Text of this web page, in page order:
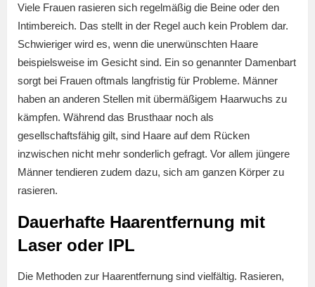
Viele Frauen rasieren sich regelmäßig die Beine oder den
Intimbereich. Das stellt in der Regel auch kein Problem dar.
Schwieriger wird es, wenn die unerwünschten Haare
beispielsweise im Gesicht sind. Ein so genannter Damenbart
sorgt bei Frauen oftmals langfristig für Probleme. Männer
haben an anderen Stellen mit übermäßigem Haarwuchs zu
kämpfen. Während das Brusthaar noch als
gesellschaftsfähig gilt, sind Haare auf dem Rücken
inzwischen nicht mehr sonderlich gefragt. Vor allem jüngere
Männer tendieren zudem dazu, sich am ganzen Körper zu
rasieren.
Dauerhafte Haarentfernung mit
Laser oder IPL
Die Methoden zur Haarentfernung sind vielfältig. Rasieren,